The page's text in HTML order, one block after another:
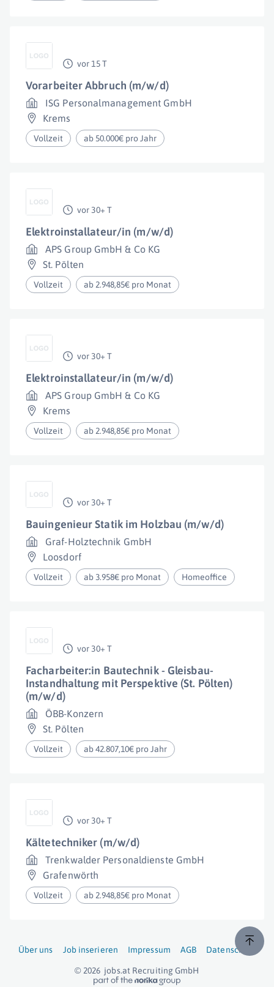
vor 15 T
Vorarbeiter Abbruch (m/w/d)
ISG Personalmanagement GmbH
Krems
Vollzeit ab 50.000€ pro Jahr
vor 30+ T
Elektroinstallateur/in (m/w/d)
APS Group GmbH & Co KG
St. Pölten
Vollzeit ab 2.948,85€ pro Monat
vor 30+ T
Elektroinstallateur/in (m/w/d)
APS Group GmbH & Co KG
Krems
Vollzeit ab 2.948,85€ pro Monat
vor 30+ T
Bauingenieur Statik im Holzbau (m/w/d)
Graf-Holztechnik GmbH
Loosdorf
Vollzeit ab 3.958€ pro Monat Homeoffice
vor 30+ T
Facharbeiter:in Bautechnik - Gleisbau-
Instandhaltung mit Perspektive (St. Pölten)
(m/w/d)
ÖBB-Konzern
St. Pölten
Vollzeit ab 42.807,10€ pro Jahr
vor 30+ T
Kältetechniker (m/w/d)
Trenkwalder Personaldienste GmbH
Grafenwörth
Vollzeit ab 2.948,85€ pro Monat
Über uns Job inserieren Impressum AGB Datenschutz
© 2026 jobs.at Recruiting GmbH